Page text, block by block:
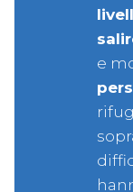
e